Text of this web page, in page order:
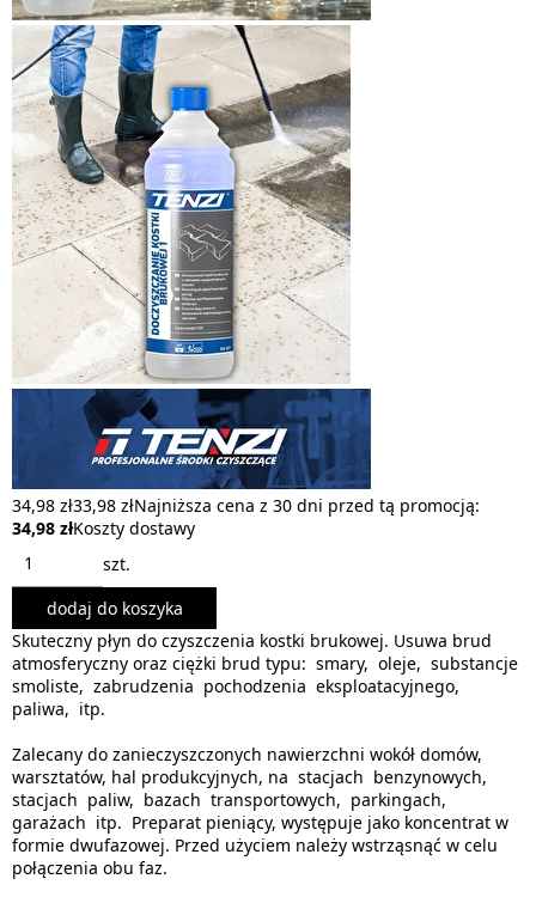
34,98 zł33,98 złNajniższa cena z 30 dni przed tą promocją:
34,98 złKoszty dostawy
szt.
dodaj do koszyka
Skuteczny płyn do czyszczenia kostki brukowej. Usuwa brud
atmosferyczny oraz ciężki brud typu: smary, oleje, substancje
smoliste, zabrudzenia pochodzenia eksploatacyjnego,
paliwa, itp.
Zalecany do zanieczyszczonych nawierzchni wokół domów,
warsztatów, hal produkcyjnych, na stacjach benzynowych,
stacjach paliw, bazach transportowych, parkingach,
garażach itp. Preparat pieniący, występuje jako koncentrat w
formie dwufazowej. Przed użyciem należy wstrząsnąć w celu
połączenia obu faz.